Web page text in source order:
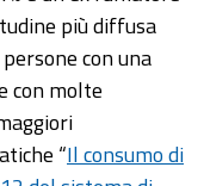
più diffusa
con una
con molte
“Il consumo di